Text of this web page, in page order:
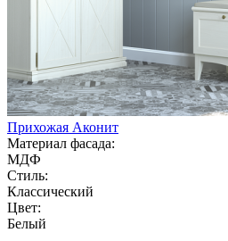
Прихожая Аконит
Материал фасада:
МДФ
Стиль:
Классический
Цвет:
Белый